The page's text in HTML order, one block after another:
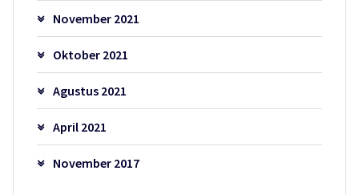
November 2021
Oktober 2021
Agustus 2021
April 2021
November 2017